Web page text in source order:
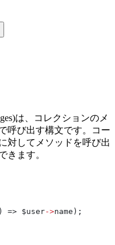
は、コレクションのメ
呼び出す構文です。コー
対してメソッドを呼び出
きます。
) => $user->name );